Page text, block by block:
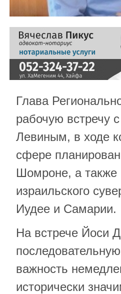
Глава
рабочую встречу
Левиным, в ходе
сфере
Шомроне, а также
израильского
Иудее и Самарии.
На встрече Йоси
важность
исторически